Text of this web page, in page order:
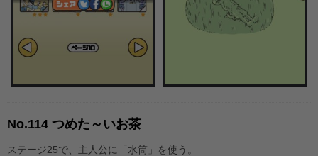
No.114 つめた～いお茶
ステージ25で、主人公に「水筒」を使う。